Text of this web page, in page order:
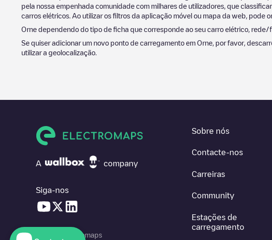
pela nossa empenhada comunidade com milhares de utilizadores, que
carros elétricos. Ao utilizar os filtros da aplicação móvel ou mapa da web, pode
Orne dependendo do tipo de ficha que corresponde ao seu carro elétrico,
Se quiser adicionar um novo ponto de carregamento em Orne , por favor,
utilizar a geolocalização.
A company
Siga-nos
© 2026 Electromaps
Sobre nós
Contacte-nos
Carreiras
Community
Estações de
carregamento